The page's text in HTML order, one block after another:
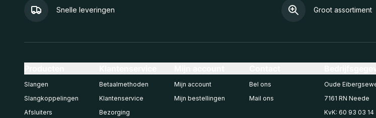
Snelle leveringen Groot assortiment
Slangen
Slangkoppelingen
Afsluiters
Betaalmethoden
Klantenservice
Bezorging
Mijn account
Mijn bestellingen
Bel ons
Mail ons
Oude
7161 RN Neede
KvK: 60 93 03 14